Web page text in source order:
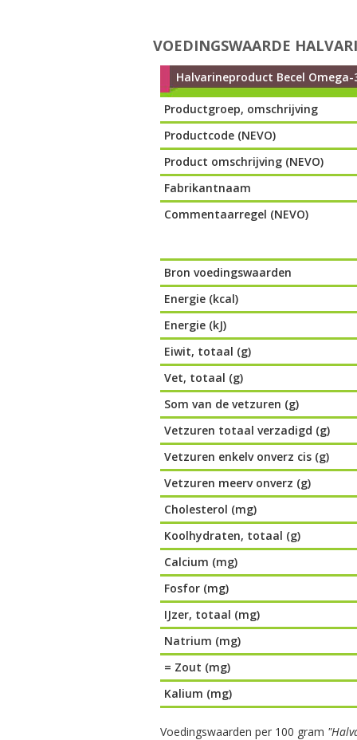
VOEDINGSWAARDE
Halvarineproduct Becel Omega-
Productgroep, omschrijving
Productcode (NEVO)
Product omschrijving (NEVO)
Fabrikantnaam
Commentaarregel (NEVO)
Bron voedingswaarden
Energie (kcal)
Energie (kJ)
Eiwit, totaal (g)
Vet, totaal (g)
Som van de vetzuren (g)
Vetzuren totaal verzadigd (g)
Vetzuren enkelv onverz cis (g)
Vetzuren meerv onverz (g)
Cholesterol (mg)
Koolhydraten, totaal (g)
Calcium (mg)
Fosfor (mg)
IJzer, totaal (mg)
Natrium (mg)
= Zout (mg)
Kalium (mg)
Voedingswaarden per 100 gram